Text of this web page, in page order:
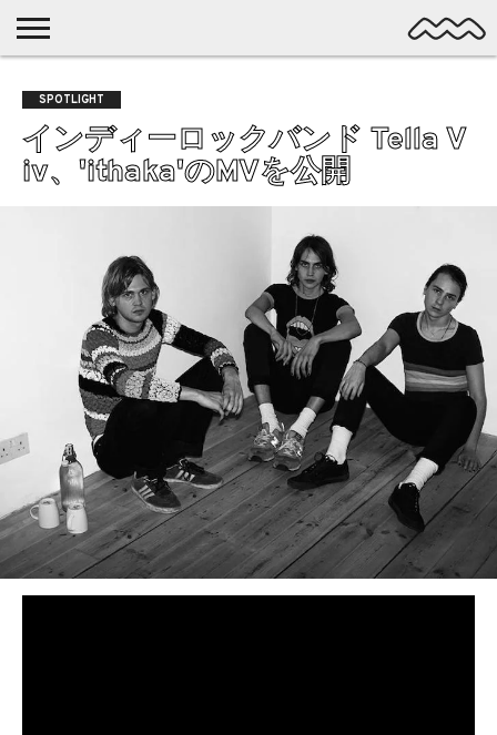
MUSIC
LATEST
POSTS
SPOTLIGHT
NYP
/ DL
DISCOVERY
ROCK
POP
ALTERNATIVE
ELECTRONIC
DREAMPOP
POSTPUNK
LO-
FI
GARAGE
EXPERIMENTAL
SYNTHPOP
PUNK
SHOEGAZE
SOUL
BEDROOM
R&B
SPOTLIGHT
インディーロックバンド Tella V
iv、'ithaka'のMVを公開